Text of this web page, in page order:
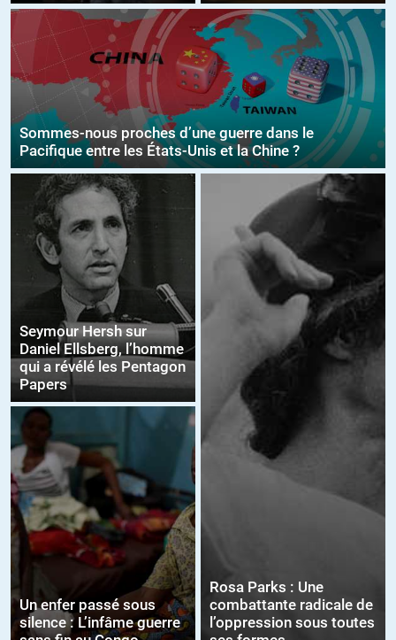
Sommes-nous proches d’une guerre dans le
Pacifique entre les États-Unis et la Chine ?
Seymour Hersh sur
Daniel Ellsberg, l’homme
qui a révélé les Pentagon
Papers
Un enfer passé sous
silence : L’infâme guerre
Rosa Parks : Une
combattante radicale de
l’oppression sous toutes